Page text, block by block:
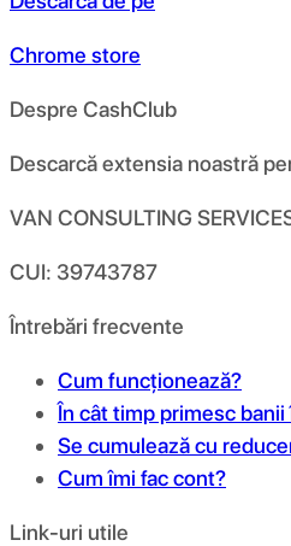
Chrome store
Despre CashClub
Descarcă extensia noastră
VAN CONSULTING
CUI: 39743787
Întrebări frecvente
Cum funcționează?
În cât timp primesc banii
Se cumulează cu
Cum îmi fac cont?
Link-uri utile